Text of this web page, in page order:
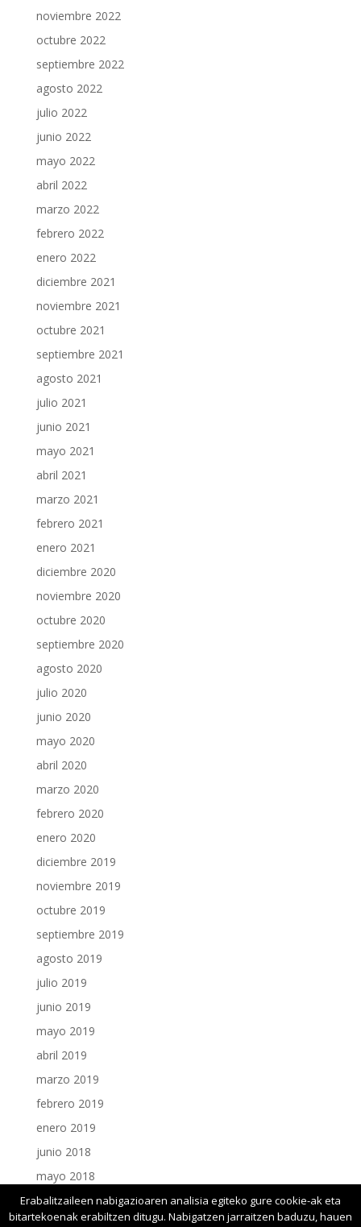
noviembre 2022
octubre 2022
septiembre 2022
agosto 2022
julio 2022
junio 2022
mayo 2022
abril 2022
marzo 2022
febrero 2022
enero 2022
diciembre 2021
noviembre 2021
octubre 2021
septiembre 2021
agosto 2021
julio 2021
junio 2021
mayo 2021
abril 2021
marzo 2021
febrero 2021
enero 2021
diciembre 2020
noviembre 2020
octubre 2020
septiembre 2020
agosto 2020
julio 2020
junio 2020
mayo 2020
abril 2020
marzo 2020
febrero 2020
enero 2020
diciembre 2019
noviembre 2019
octubre 2019
septiembre 2019
agosto 2019
julio 2019
junio 2019
mayo 2019
abril 2019
marzo 2019
febrero 2019
enero 2019
junio 2018
mayo 2018
enero 2018
Erabalitzaileen nabigazioaren analisia egiteko gure cookie-ak eta
bitartekoenak erabiltzen ditugu. Nabigatzen jarraitzen baduzu, hauen